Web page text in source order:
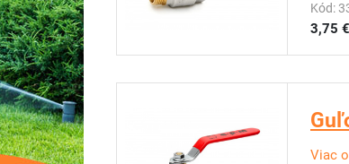
Kód:
3,75 €
Viac